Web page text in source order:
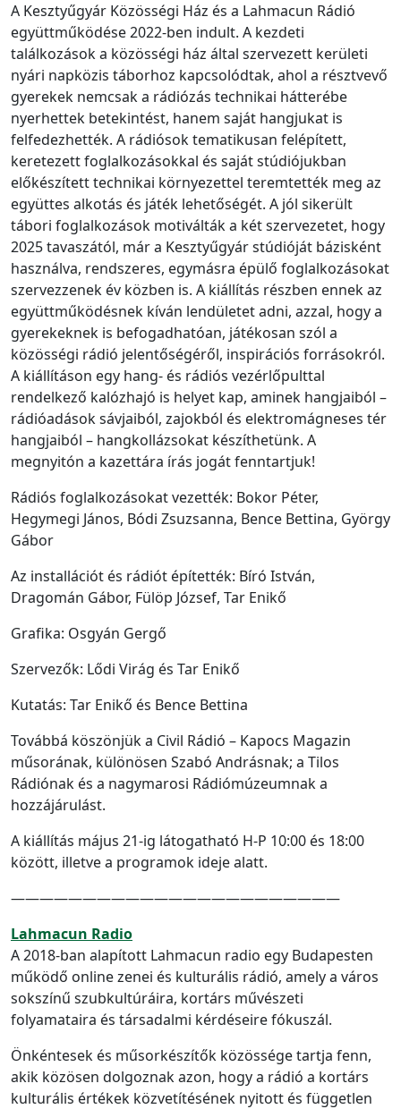
A Kesztyűgyár Közösségi Ház és a Lahmacun Rádió
együttműködése 2022-ben indult. A kezdeti
találkozások a közösségi ház által szervezett kerületi
nyári napközis táborhoz kapcsolódtak, ahol a résztvevő
gyerekek nemcsak a rádiózás technikai hátterébe
nyerhettek betekintést, hanem saját hangjukat is
felfedezhették. A rádiósok tematikusan felépített,
keretezett foglalkozásokkal és saját stúdiójukban
előkészített technikai környezettel teremtették meg az
együttes alkotás és játék lehetőségét. A jól sikerült
tábori foglalkozások motiválták a két szervezetet, hogy
2025 tavaszától, már a Kesztyűgyár stúdióját bázisként
használva, rendszeres, egymásra épülő foglalkozásokat
szervezzenek év közben is. A kiállítás részben ennek az
együttműködésnek kíván lendületet adni, azzal, hogy a
gyerekeknek is befogadhatóan, játékosan szól a
közösségi rádió jelentőségéről, inspirációs forrásokról.
A kiállításon egy hang- és rádiós vezérlőpulttal
rendelkező kalózhajó is helyet kap, aminek hangjaiból –
rádióadások sávjaiból, zajokból és elektromágneses tér
hangjaiból – hangkollázsokat készíthetünk. A
megnyitón a kazettára írás jogát fenntartjuk!
Rádiós foglalkozásokat vezették: Bokor Péter,
Hegymegi János, Bódi Zsuzsanna, Bence Bettina, György
Gábor
Az installációt és rádiót építették: Bíró István,
Dragomán Gábor, Fülöp József, Tar Enikő
Grafika: Osgyán Gergő
Szervezők: Lődi Virág és Tar Enikő
Kutatás: Tar Enikő és Bence Bettina
Továbbá köszönjük a Civil Rádió – Kapocs Magazin
műsorának, különösen Szabó Andrásnak; a Tilos
Rádiónak és a nagymarosi Rádiómúzeumnak a
hozzájárulást.
A kiállítás május 21-ig látogatható H-P 10:00 és 18:00
között, illetve a programok ideje alatt.
———————————————————————
Lahmacun Radio
A 2018-ban alapított Lahmacun radio egy Budapesten
működő online zenei és kulturális rádió, amely a város
sokszínű szubkultúráira, kortárs művészeti
folyamataira és társadalmi kérdéseire fókuszál.
Önkéntesek és műsorkészítők közössége tartja fenn,
akik közösen dolgoznak azon, hogy a rádió a kortárs
kulturális értékek közvetítésének nyitott és független